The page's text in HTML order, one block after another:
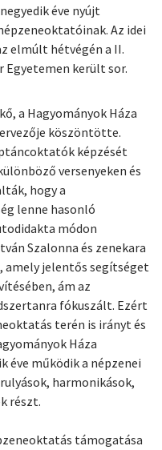
éve nyújt
Az idei
elmúlt hétvégén a II.
Egyetemen került sor.
a Hagyományok Háza
köszöntötte.
képzését
versenyeken és
hogy a
lenne hasonló
módon
Szalonna és zenekara
jelentős segítséget
ám az
fókuszált. Ezért
terén is irányt és
Háza
éve működik a népzenei
harmonikások,
részt.
támogatása